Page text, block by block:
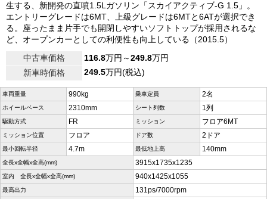
生する、新開発の直噴1.5Lガソリン「スカイアクティブ-G 1.5」。
エントリーグレードは6MT、上級グレードは6MTと6ATが選択でき
る。座ったまま片手でも開閉しやすいソフトトップが採用されるな
ど、オープンカーとしての利便性も向上している（2015.5）
中古車価格
116.8万円～249.8万円
新車時価格
249.5万円(税込)
車両重量 990kg 乗車定員 2名
ホイールベース 2310mm シート列数 1列
駆動方式 FR ミッション フロア6MT
ミッション位置 フロア ドア数 2ドア
最小回転半径 4.7m 最低地上高 140mm
全長x全幅x全高(mm) 3915x1735x1235
室内 全長x全幅x全高(mm) 940x1425x1055
最高出力 131ps/7000rpm